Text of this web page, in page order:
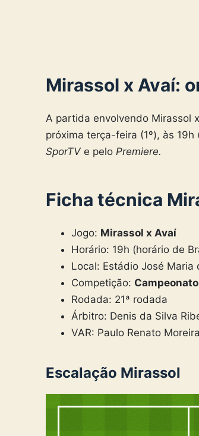
Mirassol x Avaí:
A partida envolvendo Mirassol
próxima terça-feira (1º), às
SporTV e pelo Premiere.
Ficha técnica
Jogo: Mirassol x Avaí
Horário: 19h (horário de
Local: Estádio José Maria
Competição:
Rodada: 21ª rodada
Árbitro: Denis da Silva
VAR: Paulo Renato
Escalação Mirassol